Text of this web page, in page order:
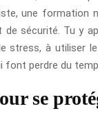
une formation
de sécurité. Tu y
stress, à utiliser
font perdre du
se